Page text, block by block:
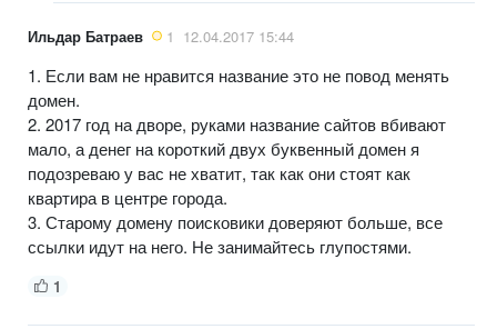
Ильдар Батраев 1 12.04.2017 15:44
1. Если вам не нравится название это не повод менять
домен.
2. 2017 год на дворе, руками название сайтов вбивают
мало, а денег на короткий двух буквенный домен я
подозреваю у вас не хватит, так как они стоят как
квартира в центре города.
3. Старому домену поисковики доверяют больше, все
ссылки идут на него. Не занимайтесь глупостями.
1